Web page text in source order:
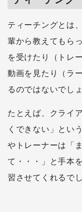
ティーチングとは
輩から教えてもら
を受けたり（トレ
動画を見たり（ラ
るのではないでし
たとえば、クライ
くできない」とい
やトレーナーは「
て・・・」と手本
習させてくれるでし